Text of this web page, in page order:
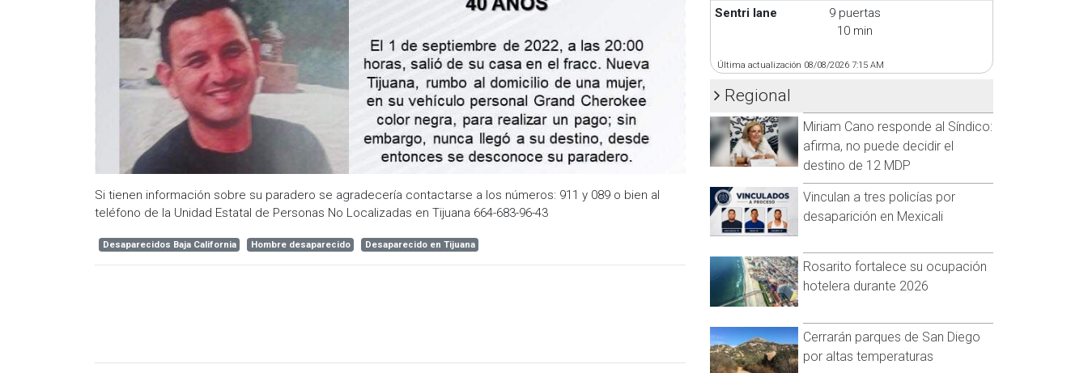
Si tienen información sobre su paradero se agradecería contactarse a los números: 911 y 089 o bien al
teléfono de la Unidad Estatal de Personas No Localizadas en Tijuana 664-683-96-43
Desaparecidos Baja California Hombre desaparecido Desaparecido en Tijuana
Sentri lane
9 puertas
10 min
Última actualización 08/08/2026 7:15 AM
Regional
Miriam Cano responde al Síndico:
afirma, no puede decidir el
destino de 12 MDP
Vinculan a tres policías por
desaparición en Mexicali
Rosarito fortalece su ocupación
hotelera durante 2026
Cerrarán parques de San Diego
por altas temperaturas